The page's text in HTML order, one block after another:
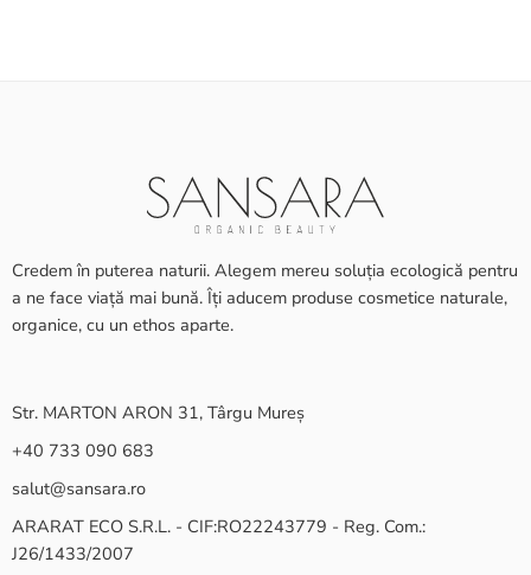
Credem în puterea naturii. Alegem mereu soluția ecologică pentru
a ne face viață mai bună. Îți aducem produse cosmetice naturale,
organice, cu un ethos aparte.
Str. MARTON ARON 31, Târgu Mureș
+40 733 090 683
salut@sansara.ro
ARARAT ECO S.R.L. - CIF:RO22243779 - Reg. Com.:
J26/1433/2007